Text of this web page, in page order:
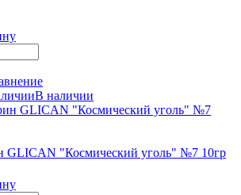
В наличии
GLICAN "Космический уголь" №7 10гр